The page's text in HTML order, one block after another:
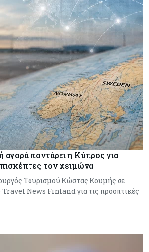
αγορά ποντάρει η Κύπρος για
τον χειμώνα
Τουρισμού Κώστας Κουμής σε
Travel News Finland για τις προοπτικές